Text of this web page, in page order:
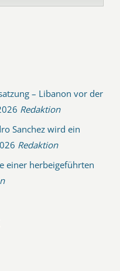
– Libanon vor der
Redaktion
Sanchez wird ein
Redaktion
einer herbeigeführten